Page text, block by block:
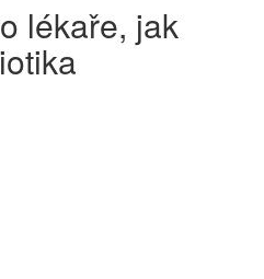
lékaře, jak